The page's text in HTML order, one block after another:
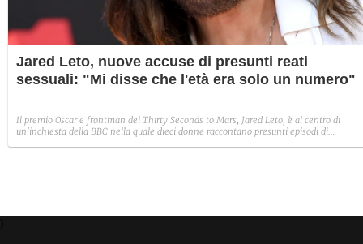
Jared Leto, nuove accuse di presunti reati
sessuali: "Mi disse che l'età era solo un numero"
Il premio Oscar e frontman dei Thirty Seconds to Mars, Jared Leto, è al centro di
un'inchiesta della BBC nella quale dieci donne raccontano presunti episodi di